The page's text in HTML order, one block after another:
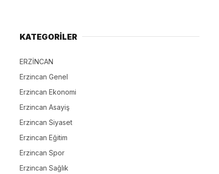
KATEGORİLER
ERZİNCAN
Erzincan Genel
Erzincan Ekonomi
Erzincan Asayiş
Erzincan Siyaset
Erzincan Eğitim
Erzincan Spor
Erzincan Sağlık